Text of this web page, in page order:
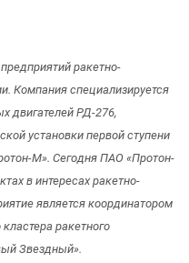
ракетно-
Компания специализируется
двигателей РД-276,
установки первой ступени
М». Сегодня ПАО «Протон-
в интересах ракетно-
является координатором
ракетного
Звездный».